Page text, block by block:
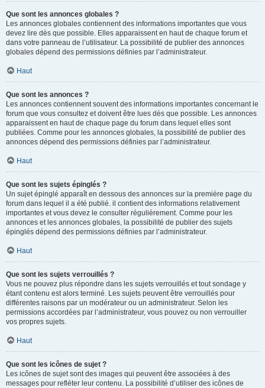
Que sont les annonces globales ?
Les annonces globales contiennent des informations importantes que vous
devez lire dès que possible. Elles apparaissent en haut de chaque forum et
dans votre panneau de l’utilisateur. La possibilité de publier des annonces
globales dépend des permissions définies par l’administrateur.
Haut
Que sont les annonces ?
Les annonces contiennent souvent des informations importantes concernant le
forum que vous consultez et doivent être lues dès que possible. Les annonces
apparaissent en haut de chaque page du forum dans lequel elles sont
publiées. Comme pour les annonces globales, la possibilité de publier des
annonces dépend des permissions définies par l’administrateur.
Haut
Que sont les sujets épinglés ?
Un sujet épinglé apparaît en dessous des annonces sur la première page du
forum dans lequel il a été publié. il contient des informations relativement
importantes et vous devez le consulter régulièrement. Comme pour les
annonces et les annonces globales, la possibilité de publier des sujets
épinglés dépend des permissions définies par l’administrateur.
Haut
Que sont les sujets verrouillés ?
Vous ne pouvez plus répondre dans les sujets verrouillés et tout sondage y
étant contenu est alors terminé. Les sujets peuvent être verrouillés pour
différentes raisons par un modérateur ou un administrateur. Selon les
permissions accordées par l’administrateur, vous pouvez ou non verrouiller
vos propres sujets.
Haut
Que sont les icônes de sujet ?
Les icônes de sujet sont des images qui peuvent être associées à des
messages pour refléter leur contenu. La possibilité d’utiliser des icônes de